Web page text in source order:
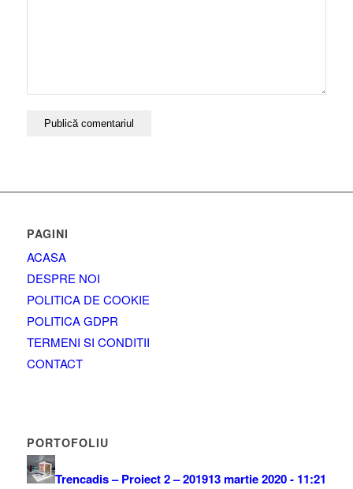
PAGINI
ACASA
DESPRE NOI
POLITICA DE COOKIE
POLITICA GDPR
TERMENI SI CONDITII
CONTACT
PORTOFOLIU
Trencadis – Proiect 2 – 201913 martie 2020 - 11:21